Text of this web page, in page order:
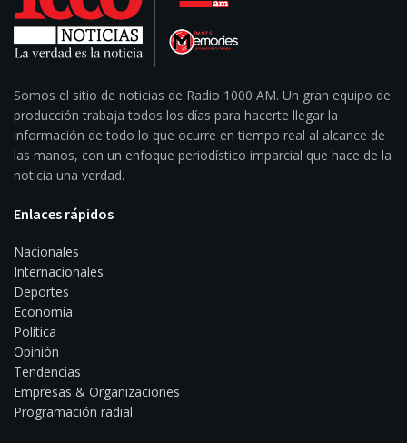
Somos el sitio de noticias de Radio 1000 AM. Un gran equipo de
producción trabaja todos los días para hacerte llegar la
información de todo lo que ocurre en tiempo real al alcance de
las manos, con un enfoque periodístico imparcial que hace de la
noticia una verdad.
Enlaces rápidos
Nacionales
Internacionales
Deportes
Economía
Política
Opinión
Tendencias
Empresas & Organizaciones
Programación radial